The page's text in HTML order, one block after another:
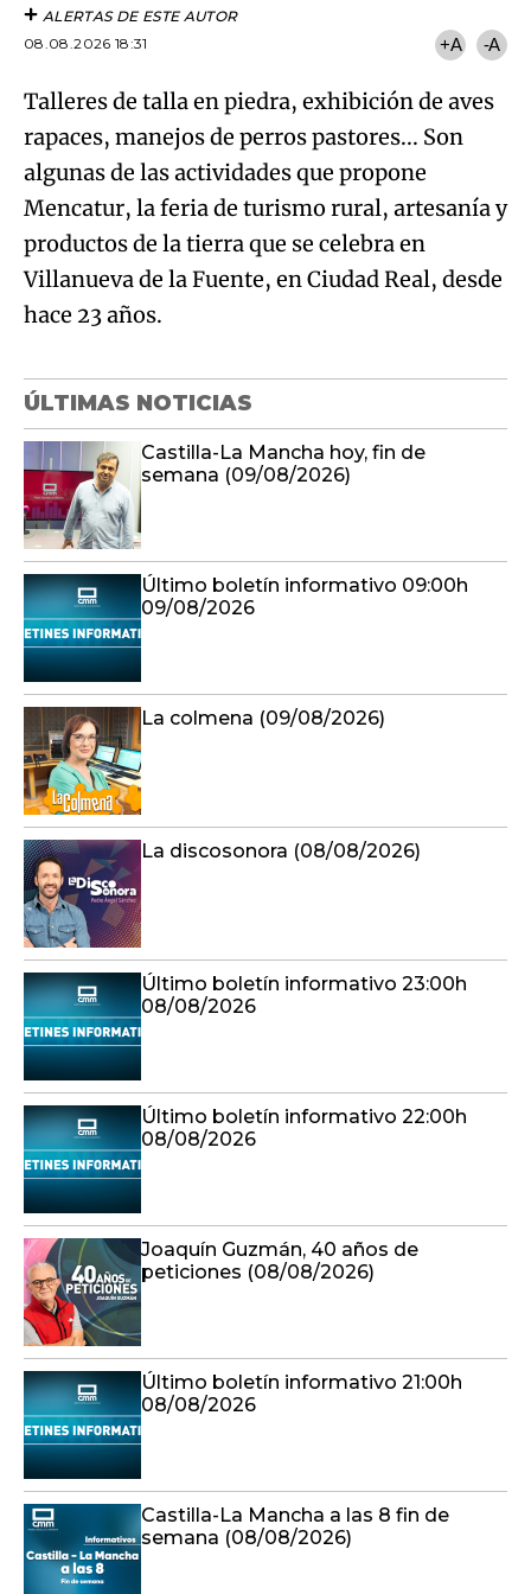
ALERTAS DE ESTE AUTOR
08.08.2026 18:31
+A -A
Talleres de talla en piedra, exhibición de aves
rapaces, manejos de perros pastores... Son
algunas de las actividades que propone
Mencatur, la feria de turismo rural, artesanía y
productos de la tierra que se celebra en
Villanueva de la Fuente, en Ciudad Real, desde
hace 23 años.
ÚLTIMAS NOTICIAS
Castilla-La Mancha hoy, fin de
semana (09/08/2026)
Último boletín informativo 09:00h
09/08/2026
La colmena (09/08/2026)
La discosonora (08/08/2026)
Último boletín informativo 23:00h
08/08/2026
Último boletín informativo 22:00h
08/08/2026
Joaquín Guzmán, 40 años de
peticiones (08/08/2026)
Último boletín informativo 21:00h
08/08/2026
Castilla-La Mancha a las 8 fin de
semana (08/08/2026)